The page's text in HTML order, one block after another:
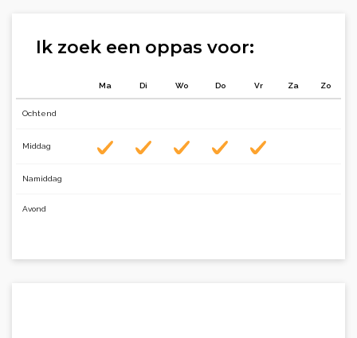
Ik zoek een oppas voor:
Ma Di Wo Do Vr Za Zo
Ochtend
Middag
Namiddag
Avond